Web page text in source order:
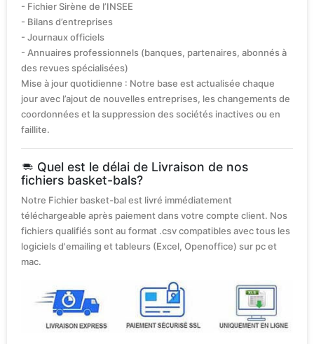
- Fichier Sirène de l’INSEE
- Bilans d’entreprises
- Journaux officiels
- Annuaires professionnels (banques, partenaires, abonnés à
des revues spécialisées)
Mise à jour quotidienne : Notre base est actualisée chaque
jour avec l’ajout de nouvelles entreprises, les changements de
coordonnées et la suppression des sociétés inactives ou en
faillite.
Quel est le délai de Livraison de nos
fichiers basket-bals?
Notre Fichier basket-bal est livré immédiatement
téléchargeable après paiement dans votre compte client. Nos
fichiers qualifiés sont au format .csv compatibles avec tous les
logiciels d'emailing et tableurs (Excel, Openoffice) sur pc et
mac.